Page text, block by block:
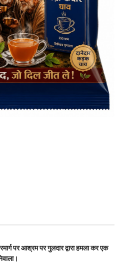
पर आश्रम पर गुलदार द्वारा हमला कर एक